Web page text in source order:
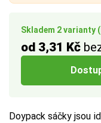
Skladem 2 varianty
od 3,31 Kč
Doypack sáčky jsou